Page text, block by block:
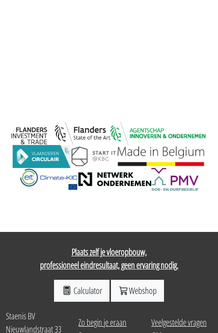
Plaats zelf je vloeropbouw,
professioneel eindresultaat, geen ervaring nodig.
Calculator Webshop
Staenis BV
Nieuwlandstraat 33
Zo begin je eraan
Veelgestelde vragen